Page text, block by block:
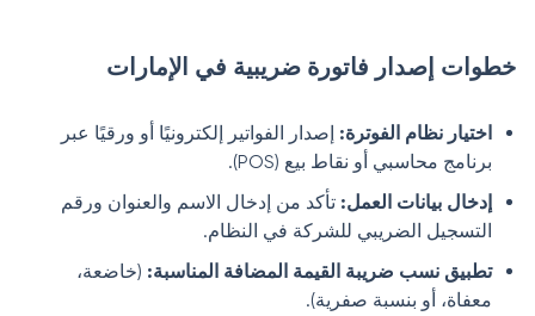
خطوات إصدار فاتورة ضريبية في الإمارات
اختيار نظام الفوترة: إصدار الفواتير إلكترونيًا أو ورقيًا عبر
برنامج محاسبي أو نقاط بيع (POS).
إدخال بيانات العمل: تأكد من إدخال الاسم والعنوان ورقم
التسجيل الضريبي للشركة في النظام.
تطبيق نسب ضريبة القيمة المضافة المناسبة: (خاضعة،
معفاة، أو بنسبة صفرية).